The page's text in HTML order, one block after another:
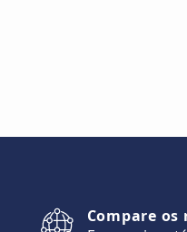
Compare